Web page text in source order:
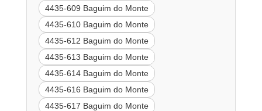
4435-609 Baguim do Monte
4435-610 Baguim do Monte
4435-612 Baguim do Monte
4435-613 Baguim do Monte
4435-614 Baguim do Monte
4435-616 Baguim do Monte
4435-617 Baguim do Monte